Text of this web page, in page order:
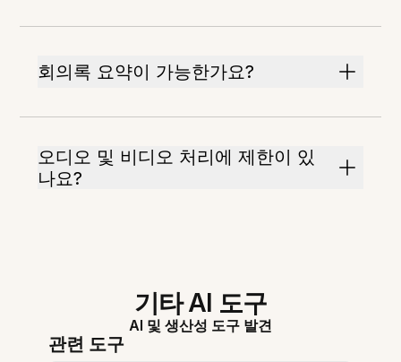
회의록 요약이 가능한가요?
오디오 및 비디오 처리에 제한이 있
나요?
기타 AI 도구
AI 및 생산성 도구 발견
관련 도구